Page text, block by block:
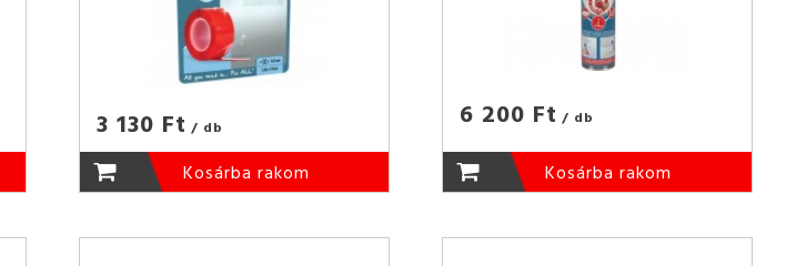
3 130 Ft / db
Kosárba rakom
6 200 Ft / db
Kosárba rakom